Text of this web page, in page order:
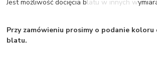
Jest możliwość docięcia blatu w innych
Przy zamówieniu prosimy o podanie koloru
blatu.